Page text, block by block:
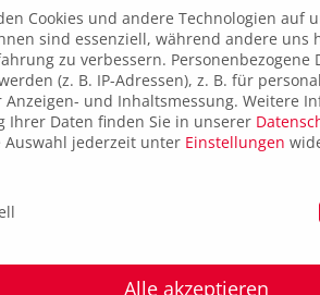
Cookies und andere Technologien auf
sind essenziell, während andere uns
zu verbessern. Personenbezogene
(z. B. IP-Adressen), z. B. für
Anzeigen- und Inhaltsmessung. Weitere
Ihrer Daten finden Sie in unserer
Auswahl jederzeit unter Einstellungen
Alle akzeptieren